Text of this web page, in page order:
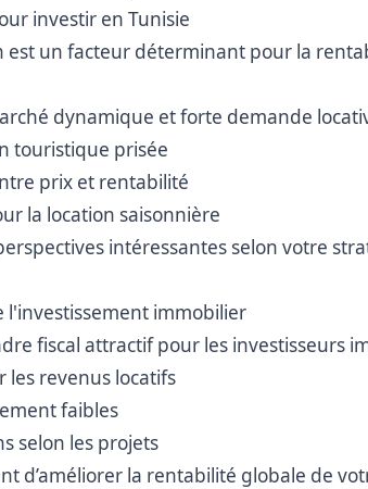
investir en Tunisie
est un facteur déterminant pour la
dynamique et forte demande
touristique prisée
prix et rentabilité
la location saisonnière
intéressantes selon votre
l'investissement immobilier
fiscal attractif pour les investisseurs
les revenus locatifs
faibles
selon les projets
d’améliorer la rentabilité globale de